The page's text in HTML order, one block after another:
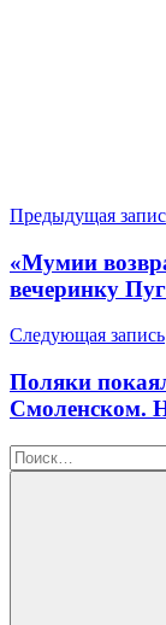
Навигация
по
записям
Предыдущая
«Мумии
вечеринку
Следующая запись
Поляки
Смоленском.
Найти: